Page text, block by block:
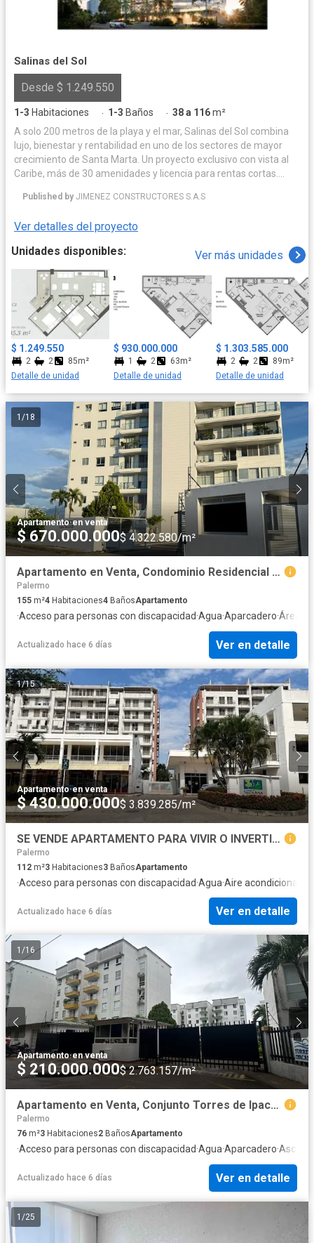
Salinas del Sol
Desde $ 1.249.550
1-3 Habitaciones · 1-3 Baños · 38 a 116m²
A solo 200 metros de la playa y el mar, Salinas del Sol combina
lujo, bienestar y rentabilidad en uno de los sectores de mayor
crecimiento de Santa Marta. Un proyecto exclusivo con vista al
Caribe, más de 30 amenidades y licencia para rentas cortas.
para disfrutar, descansar y generar rentabilidad.
Published by JIMENEZ CONSTRUCTORES S.A.S
Ver detalles del proyecto
Unidades disponibles:
Ver más unidades
$ 1.249.550
2 2
85m²
Detalle de unidad
$ 930.000.000
1 2
63m²
Detalle de unidad
$ 1.303.585.000
2 2
89m²
Detalle de unidad
1 /18
Apartamento·en venta
$ 670.000.000$ 4.322.580/m²
Apartamento en Venta, Condominio Residencial Montecarlo
Palermo
155 m²4 Habitaciones4 BañosApartamento
·Acceso para personas con discapacidad·Agua·Aparcadero·Área
Actualizado hace 6 días Ver en detalle
1/15
Apartamento·en venta
$ 430.000.000$ 3.839.285/m²
SE VENDE APARTAMENTO PARA VIVIR O INVERTIR EN CONDOMINIO BOSQUES DE SANTA ANA
Palermo
112 m²3 Habitaciones3 BañosApartamento
·Acceso para personas con discapacidad·Agua·Aire acondicionado
Actualizado hace 6 días Ver en detalle
1 /16
Apartamento·en venta
$ 210.000.000$ 2.763.157/m²
Apartamento en Venta, Conjunto Torres de Ipacarai 2
Palermo
76 m²3 Habitaciones2 BañosApartamento
·Acceso para personas con discapacidad·Agua·Aparcadero·
Actualizado hace 6 días Ver en detalle
1 /25